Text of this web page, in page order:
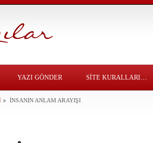
YAZI GÖNDER SITE KURALLARI…
İNSANIN ANLAM ARAYIŞI